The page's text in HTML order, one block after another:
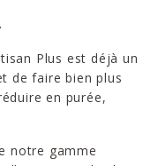
Plus est déjà un
de faire bien plus
en purée,
notre gamme